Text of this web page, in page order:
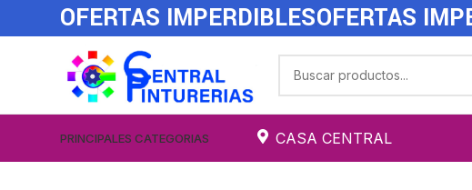
OFERTAS IMPERDIBLESOFERTAS
PRINCIPALES CATEGORIAS CASA CENTRAL